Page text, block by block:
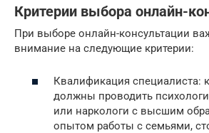
Критерии выбора онлайн-
При выборе онлайн-консультации
внимание на следующие критерии:
Квалификация специалиста:
должны проводить
или наркологи с высшим
опытом работы с семьями,